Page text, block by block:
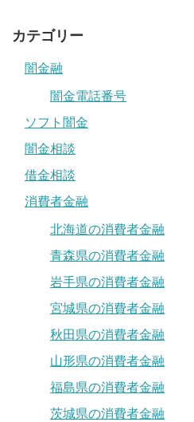
カテゴリー
闇金融
闇金電話番号
ソフト闇金
闇金相談
借金相談
消費者金融
北海道の消費者金融
青森県の消費者金融
岩手県の消費者金融
宮城県の消費者金融
秋田県の消費者金融
山形県の消費者金融
福島県の消費者金融
茨城県の消費者金融